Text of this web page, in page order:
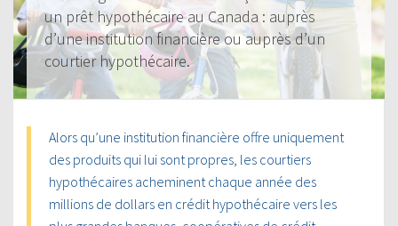
un prêt hypothécaire au Canada : auprès
d’une institution financière ou auprès d’un
courtier hypothécaire.
Alors qu’une institution financière offre uniquement
des produits qui lui sont propres, les courtiers
hypothécaires acheminent chaque année des
millions de dollars en crédit hypothécaire vers les